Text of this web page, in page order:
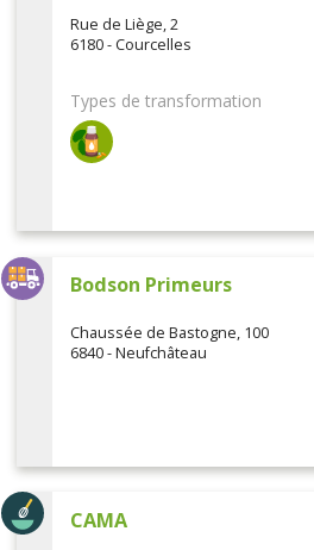
Rue de Liège, 2
6180 - Courcelles
Types de transformation
Bodson Primeurs
Chaussée de Bastogne, 100
6840 - Neufchâteau
CAMA